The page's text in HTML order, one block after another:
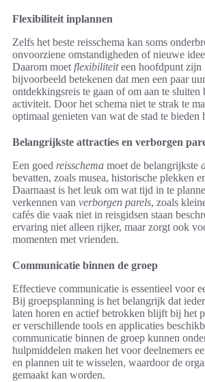
Flexibiliteit inplannen
Zelfs het beste reisschema kan soms
onvoorziene omstandigheden of nieuwe
Daarom moet flexibiliteiteen hoofdpunt zijn
bijvoorbeeld betekenen dat men een paar
ontdekkingsreis te gaan of om aan te sluiten
activiteit. Door het schema niet te strak te
optimaal genieten van wat de stad te bieden
Belangrijkste attracties en verborgen
Een goed reisschema moet de belangrijkste
bevatten, zoals musea, historische plekken
Daarnaast is het leuk om wat tijd in te
verkennen van verborgen parels, zoals
cafés die vaak niet in reisgidsen staan
ervaring niet alleen rijker, maar zorgt ook
momenten met vrienden.
Communicatie binnen de groep
Effectieve communicatie is essentieel voor
Bij groepsplanning is het belangrijk dat
laten horen en actief betrokken blijft bij het
er verschillende tools en applicaties
communicatie binnen de groep kunnen
hulpmiddelen maken het voor deelnemers
en plannen uit te wisselen, waardoor de
gemaakt kan worden.